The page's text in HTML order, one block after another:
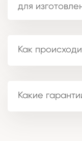
для
Как
Какие